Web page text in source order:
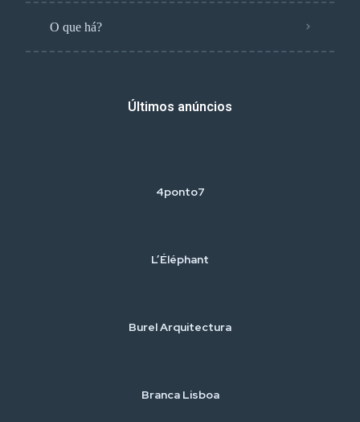
O que há?
Últimos anúncios
4ponto7
L’Éléphant
Burel Arquitectura
Branca Lisboa